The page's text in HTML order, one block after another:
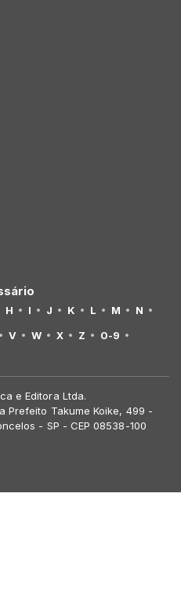
H I J K L M
N
V W X Z 0-9
e Editora Ltda.
Prefeito Takume Koike, 499 -
- SP - CEP 08538-100